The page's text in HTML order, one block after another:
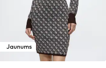
Jaunums